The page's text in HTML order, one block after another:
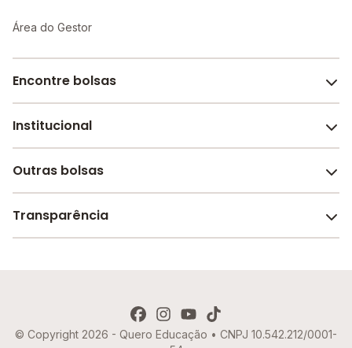
Área do Gestor
Encontre bolsas
Melhores escolas de São Paulo
Escolas por cidade e bairro
Institucional
Sobre o Melhor Escola
Revista Melhor Escola
Outras bolsas
Faculdades e universidades
Transparência
Política de Cookies
© Copyright 2026 - Quero Educação • CNPJ 10.542.212/0001-